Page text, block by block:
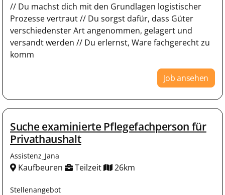
// Du machst dich mit den Grundlagen logistischer
Prozesse vertraut // Du sorgst dafür, dass Güter
verschiedenster Art angenommen, gelagert und
versandt werden // Du erlernst, Ware fachgerecht zu
komm
Job ansehen
Suche examinierte Pflegefachperson für
Privathaushalt
Assistenz_Jana
Kaufbeuren Teilzeit 26km
Stellenangebot